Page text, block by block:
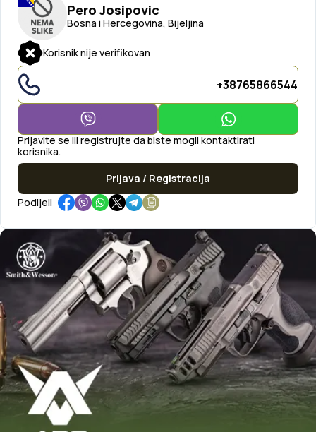
Pero Josipovic
Bosna i Hercegovina, Bijeljina
Korisnik nije verifikovan
+38765866544
Prijavite se ili registrujte da biste mogli kontaktirati
korisnika.
Prijava / Registracija
Podijeli